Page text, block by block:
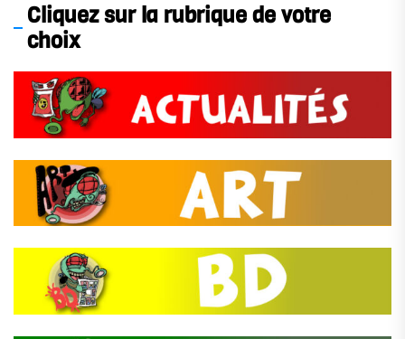
Cliquez sur la rubrique de votre
choix